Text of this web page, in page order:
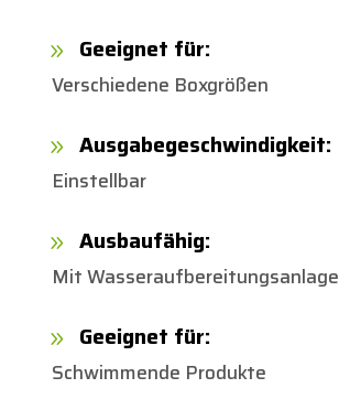
9 Geeignet für:
Verschiedene Boxgrößen
9 Ausgabegeschwindigkeit:
Einstellbar
9 Ausbaufähig:
Mit Wasseraufbereitungsanlage
9 Geeignet für:
Schwimmende Produkte